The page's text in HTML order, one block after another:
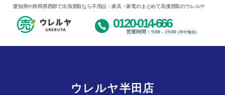
愛知県や静岡県西部で出張買取なら不用品・家具・家電のまとめて高価買取のウレルヤ
0120-014-666
営業時間：9:00 - 19:00 (年中無休)
ウレルヤ半田店